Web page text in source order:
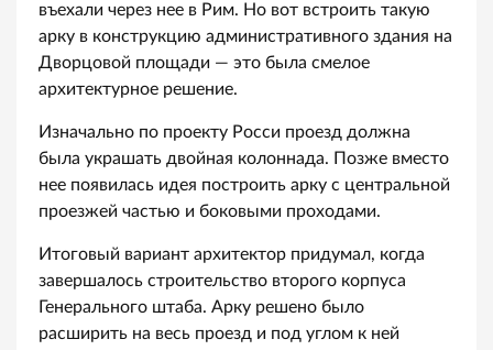
въехали через нее в Рим. Но вот встроить такую
арку в конструкцию административного здания на
Дворцовой площади — это была смелое
архитектурное решение.
Изначально по проекту Росси проезд должна
была украшать двойная колоннада. Позже вместо
нее появилась идея построить арку с центральной
проезжей частью и боковыми проходами.
Итоговый вариант архитектор придумал, когда
завершалось строительство второго корпуса
Генерального штаба. Арку решено было
расширить на весь проезд и под углом к ней